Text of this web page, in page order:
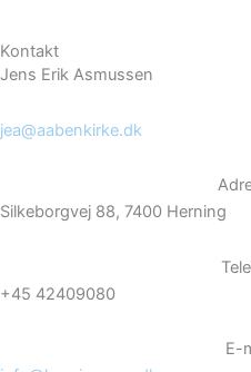
Kontakt
Jens Erik Asmussen
jea@aabenkirke.dk
Silkeborgvej 88, 7400 Herning
+45 42409080
E-